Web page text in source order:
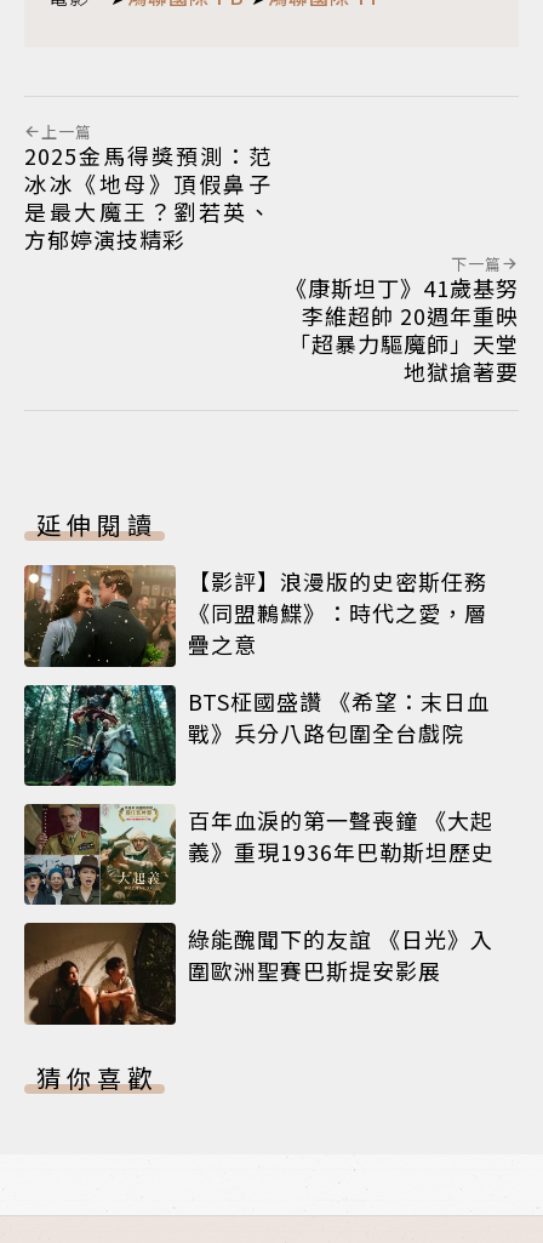
上一篇
2025金馬得獎預測：范
冰冰《地母》頂假鼻子
是最大魔王？劉若英、
方郁婷演技精彩
下一篇
《康斯坦丁》41歲基努
李維超帥 20週年重映
「超暴力驅魔師」天堂
地獄搶著要
延伸閱讀
【影評】浪漫版的史密斯任務
《同盟鶼鰈》：時代之愛，層
疊之意
BTS柾國盛讚 《希望：末日血
戰》兵分八路包圍全台戲院
百年血淚的第一聲喪鐘 《大起
義》重現1936年巴勒斯坦歷史
綠能醜聞下的友誼 《日光》入
圍歐洲聖賽巴斯提安影展
猜你喜歡